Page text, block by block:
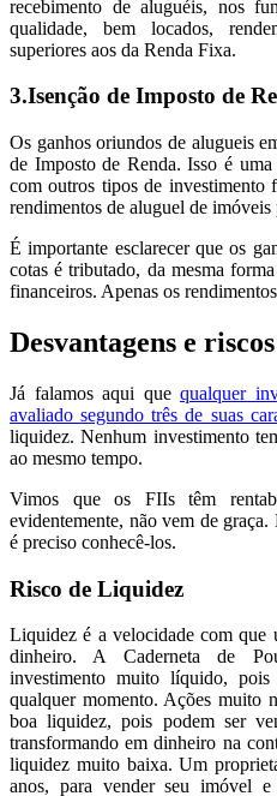
recebimento de aluguéis, nos
qualidade, bem locados,
superiores aos da Renda Fixa.
3.Isenção de Imposto de
Os ganhos oriundos de alugueis
de Imposto de Renda. Isso é
com outros tipos de investimento
rendimentos de aluguel de
É importante esclarecer que os
cotas é tributado, da mesma
financeiros. Apenas os
Desvantagens e riscos
Já falamos aqui que qualquer
avaliado segundo três de suas
liquidez. Nenhum investimento
ao mesmo tempo.
Vimos que os FIIs têm
evidentemente, não vem de
é preciso conhecê-los.
Risco de Liquidez
Liquidez é a velocidade com que
dinheiro. A Caderneta de
investimento muito líquido,
qualquer momento. Ações muito
boa liquidez, pois podem ser
transformando em dinheiro na
liquidez muito baixa. Um
anos, para vender seu imóvel e